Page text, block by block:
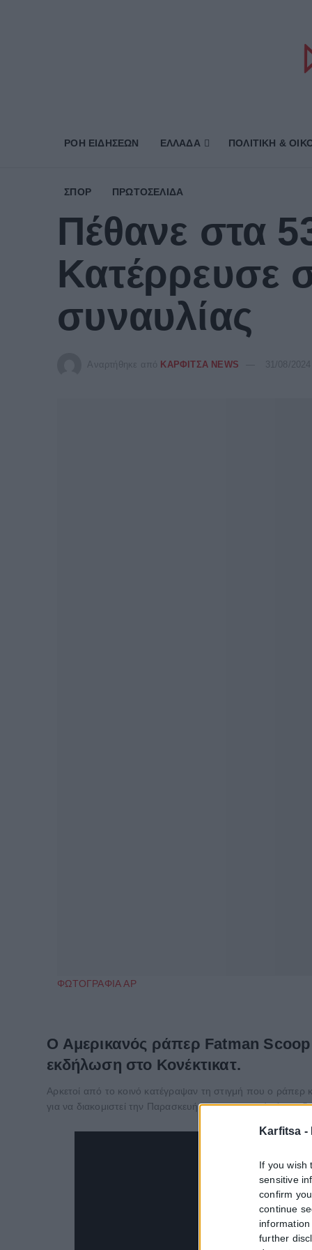
Karfitsa -
If you wish
sensitive
confirm
continue
further
ΡΟΗ ΕΙΔΗΣΕΩΝ ΕΛΛΑΔΑ ΠΟΛΙΤΙΚΗ &
ΣΠΟΡ ΠΡΩΤΟΣΈΛΙΔΑ
Πέθανε στα
Κατέρρευσε
συναυλίας
Αναρτήθηκε από ΚΑΡΦΙΤΣΑ NEWS 31/08/2024
ΦΩΤΟΓΡΑΦΙΑ AP
Ο Αμερικανός ράπερ Fatman Scoop
εκδήλωση στο Κονέκτικατ.
Αρκετοί από το κοινό κατέγραψαν τη στιγμή που ο
για να διακομιστεί την Παρασκευή στο νοσοκομείο όπου